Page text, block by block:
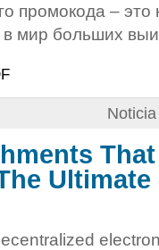
промокода – это
в мир больших
Ultimate